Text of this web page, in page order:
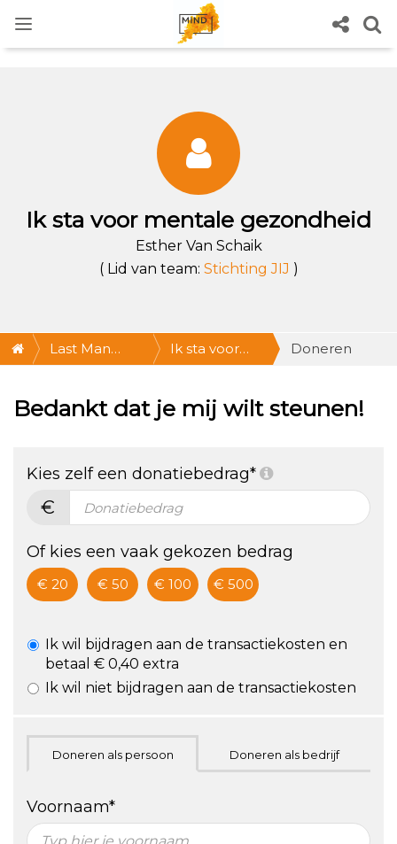
Ik sta voor mentale gezondheid
Esther Van Schaik
( Lid van team: Stichting JIJ )
Last Man
2022
Ik sta voor
gezondheid
Doneren
Bedankt dat je mij wilt steunen!
Kies zelf een donatiebedrag*
€
Of kies een vaak gekozen bedrag
€ 20 € 50 € 100 € 500
Ik wil bijdragen aan de transactiekosten en
betaal € 0,40 extra
Ik wil niet bijdragen aan de transactiekosten
Doneren als persoon Doneren als bedrijf
Voornaam*